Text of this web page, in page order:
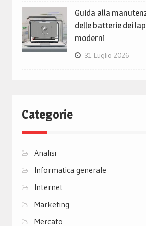
Guida alla
delle batterie dei
moderni
31 Luglio 2026
Categorie
Analisi
Informatica generale
Internet
Marketing
Mercato